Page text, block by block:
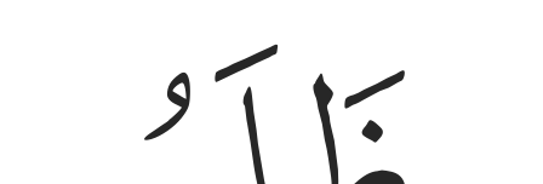
ظَلَمُوا۟ هَلْ هَـٰذَآ إِلَّا بَشَرٌۭ مِّثْلُكُمْ ۖ أَفَتَأْتُونَ ٱلسِّحْرَ وَأَنتُمْ